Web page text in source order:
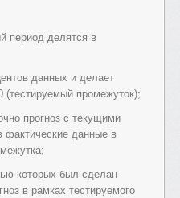
период делятся в
данных и делает
(тестируемый промежуток);
прогноз с текущими
данные в
которых был сделан
в рамках тестируемого